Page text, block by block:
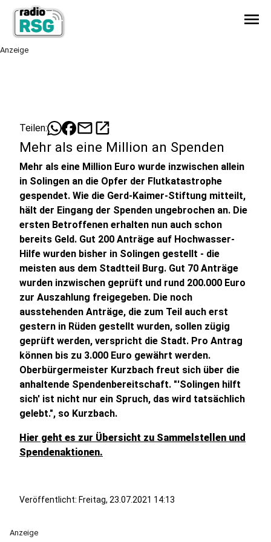
menu
Anzeige
Teilen: mailopen_in_new
Mehr als eine Million an Spenden
Mehr als eine Million Euro wurde inzwischen allein
in Solingen an die Opfer der Flutkatastrophe
gespendet. Wie die Gerd-Kaimer-Stiftung mitteilt,
hält der Eingang der Spenden ungebrochen an. Die
ersten Betroffenen erhalten nun auch schon
bereits Geld. Gut 200 Anträge auf Hochwasser-
Hilfe wurden bisher in Solingen gestellt - die
meisten aus dem Stadtteil Burg. Gut 70 Anträge
wurden inzwischen geprüft und rund 200.000 Euro
zur Auszahlung freigegeben. Die noch
ausstehenden Anträge, die zum Teil auch erst
gestern in Rüden gestellt wurden, sollen zügig
geprüft werden, verspricht die Stadt. Pro Antrag
können bis zu 3.000 Euro gewährt werden.
Oberbürgermeister Kurzbach freut sich über die
anhaltende Spendenbereitschaft. "'Solingen hilft
sich' ist nicht nur ein Spruch, das wird tatsächlich
gelebt.", so Kurzbach.
Hier geht es zur Übersicht zu Sammelstellen und
Spendenaktionen.
Veröffentlicht: Freitag, 23.07.2021 14:13
Anzeige